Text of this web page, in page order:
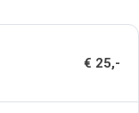
€ 25,-